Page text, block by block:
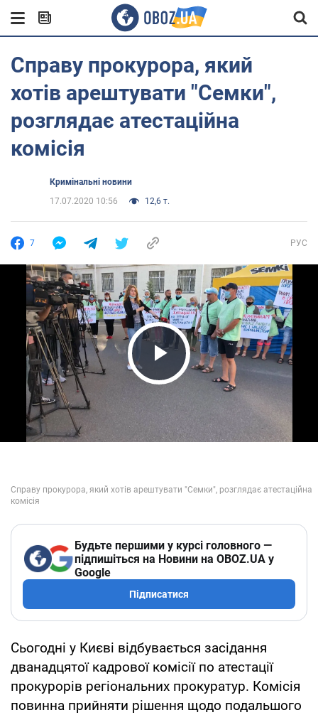
Справу прокурора, який
хотів арештувати "Семки",
розглядає атестаційна
комісія
Кримінальні новини
17.07.2020 10:56
12,6 т.
7 РУС
Play Video
Будьте першими у курсі головного —
підпишіться на Новини на OBOZ.UA у
Google
Підписатися
Сьогодні у Києві відбувається засідання
дванадцятої кадрової комісії по атестації
прокурорів регіональних прокуратур. Комісія
повинна прийняти рішення щодо подальшого